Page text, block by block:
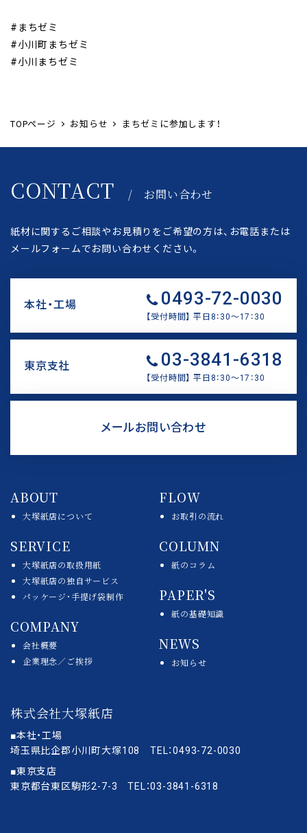
#まちゼミ
#小川町まちゼミ
#小川まちゼミ
TOPページ お知らせ まちゼミに参加します！
CONTACT / お問い合わせ
紙材に関するご相談やお見積りをご希望の方は、 お電話または
メールフォームでお問い合わせください。
本社・工場 0493-72-0030
【受付時間】 平日8：30〜17：30
リ
東京支社 03-3841-6318
【受付時間】 平日8：30〜17：30
リ
メールお問い合わせ
ク
ABOUT
大塚紙店について
SERVICE
大塚紙店の取扱用紙
大塚紙店の独自サービス
パッケージ・手提げ袋制作
COMPANY
会社概要
企業理念／ご挨拶
FLOW
お取引の流れ
COLUMN
紙のコラム
PAPER'S
紙の基礎知識
NEWS
お知らせ
株式会社大塚紙店
■本社・工場
埼玉県比企郡小川町大塚108 TEL：0493-72-0030
■東京支店
東京都台東区駒形2-7-3 TEL：03-3841-6318